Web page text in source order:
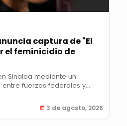
captura de "El
el feminicidio de
Sinaloa mediante un
fuerzas federales y...
3 de agosto, 2026